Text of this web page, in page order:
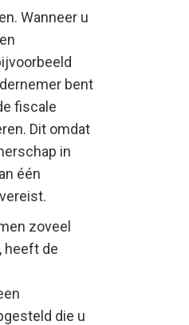
Wanneer u
bent
fiscale
Dit omdat
in
één
zoveel
heeft de
die u